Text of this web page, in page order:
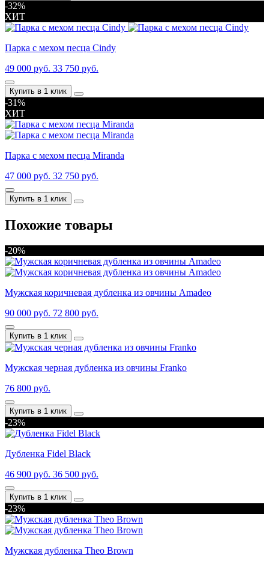
-32%
ХИТ
Парка с мехом песца Cindy
49 000 руб. 33 750 руб.
Купить в 1 клик
-31%
ХИТ
Парка с мехом песца Miranda
47 000 руб. 32 750 руб.
Купить в 1 клик
Похожие товары
-20%
Мужская коричневая дубленка из овчины Amadeo
90 000 руб. 72 800 руб.
Купить в 1 клик
Мужская черная дубленка из овчины Franko
76 800 руб.
Купить в 1 клик
-23%
Дубленка Fidel Black
46 900 руб. 36 500 руб.
Купить в 1 клик
-23%
Мужская дубленка Theo Brown